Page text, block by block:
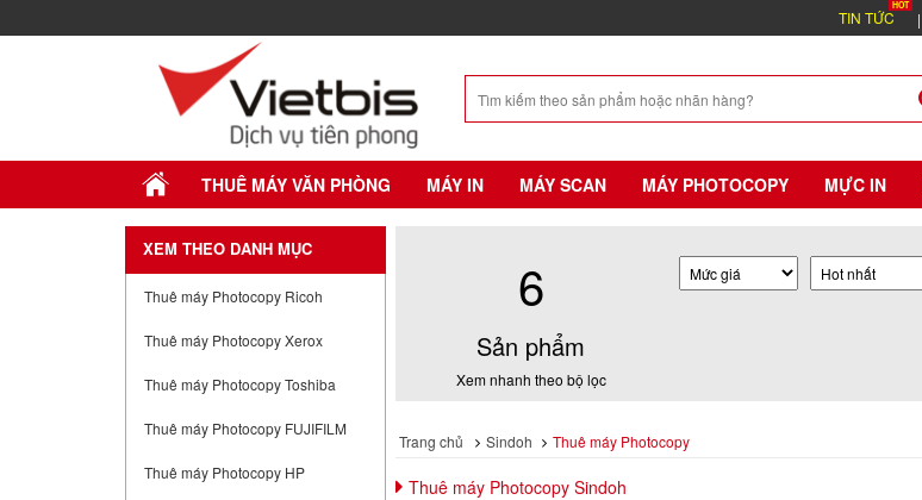
TIN TỨC
THUÊ MÁY VĂN PHÒNG MÁY IN MÁY SCAN MÁY PHOTOCOPY MỰC IN
XEM THEO DANH MỤC
Thuê máy Photocopy Ricoh
Thuê máy Photocopy Xerox
Thuê máy Photocopy Toshiba
Thuê máy Photocopy FUJIFILM
Thuê máy Photocopy HP
6
Sản phẩm
Xem nhanh theo bộ lọc
Trang chủ Sindoh Thuê máy Photocopy
Thuê máy Photocopy Sindoh